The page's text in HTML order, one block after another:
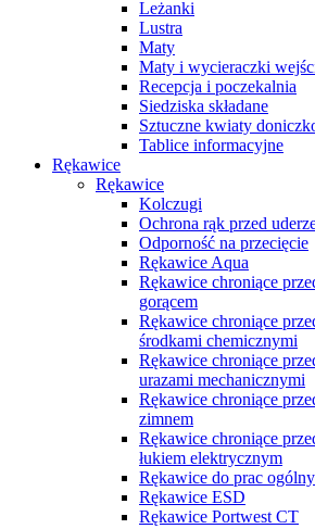
Leżanki
Lustra
Maty
Maty i wycieraczki
Recepcja i poczekalnia
Siedziska składane
Sztuczne kwiaty
Tablice informacyjne
Rękawice
Rękawice
Kolczugi
Ochrona rąk przed
Odporność na przecięcie
Rękawice Aqua
Rękawice chroniące
gorącem
Rękawice chroniące
środkami chemicznymi
Rękawice chroniące
urazami mechanicznymi
Rękawice chroniące
zimnem
Rękawice chroniące
łukiem elektrycznym
Rękawice do prac
Rękawice ESD
Rękawice Portwest CT